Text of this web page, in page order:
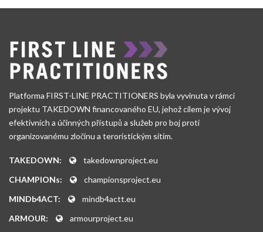
Platforma FIRST-LINE PRACTITIONERS byla vyvinuta v rámci
projektu TAKEDOWN financovaného EU, jehož cílem je vývoj
efektivních a účinných přístupů a služeb pro boj proti
organizovanému zločinu a teroristickým sítím.
TAKEDOWN:
takedownproject.eu
CHAMPIONs:
championsproject.eu
MINDb4ACT:
mindb4actt.eu
ARMOUR:
armourproject.eu